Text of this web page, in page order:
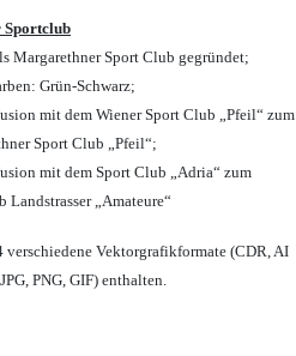
Margarethner Sport Club gegründet;
Grün-Schwarz;
mit dem Wiener Sport Club „Pfeil“ zum
Sport Club „Pfeil“;
mit dem Sport Club „Adria“ zum
Landstrasser „Amateure“
Vektorgrafikformate (CDR, AI
PNG, GIF) enthalten.